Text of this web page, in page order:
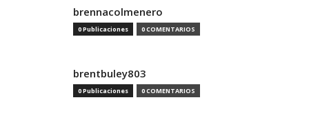
brennacolmenero
0 Publicaciones 0 COMENTARIOS
brentbuley803
0 Publicaciones 0 COMENTARIOS